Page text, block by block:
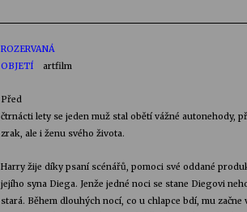
ROZERVANÁ
OBJETÍ
artfilm
Před
čtrnácti lety se jeden muž stal obětí vážné autonehody,
zrak, ale i ženu svého života.
Harryžije díky psaní scénářů, pomoci své oddané
jejího syna Diega. Jenže jedné noci se stane Diegovi
stará. Během dlouhých nocí, co u chlapce bdí, mu začne